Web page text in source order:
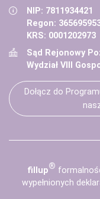
NIP: 7811934421
Regon:
KRS: 0001202973
Sąd Rejonowy
Wydział VIII
Dołącz do
fill up®
wypełnionych